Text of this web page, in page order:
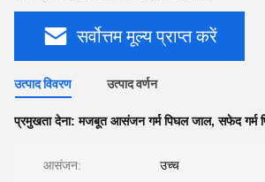
सर्वोत्तम मूल्य प्राप्त करें
उत्पाद विवरण उत्पाद वर्णन
प्रमुखता देना:मजबूत आसंजन गर्म पिघल जाल,सफेद गर्म
आसंजन: उच्च